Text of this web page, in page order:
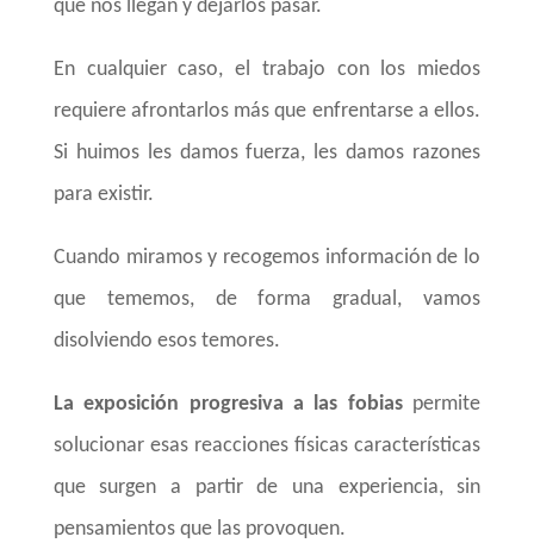
que nos llegan y dejarlos pasar.
En cualquier caso, el trabajo con los miedos
requiere afrontarlos más que enfrentarse a ellos.
Si huimos les damos fuerza, les damos razones
para existir.
Cuando miramos y recogemos información de lo
que tememos, de forma gradual, vamos
disolviendo esos temores.
La exposición progresiva a las fobiaspermite
solucionar esas reacciones físicas características
que surgen a partir de una experiencia, sin
pensamientos que las provoquen.